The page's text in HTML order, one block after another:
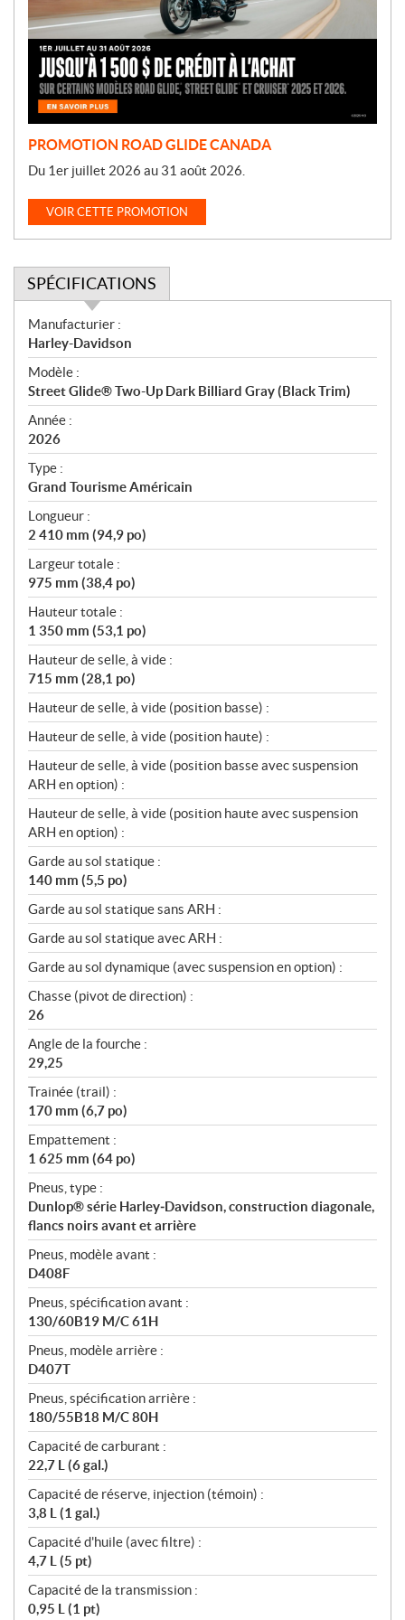
o
t
n
PROMOTION ROAD GLIDE CANADA
Du 1er juillet 2026 au 31 août 2026.
VOIR CETTE PROMOTION
SPÉCIFICATIONS
S
p
é
c
i
f
i
c
a
t
i
o
n
s
Manufacturier :
Harley-Davidson
Modèle :
Street Glide® Two-Up Dark Billiard Gray (Black Trim)
Année :
2026
Type :
Grand Tourisme Américain
Longueur :
2 410 mm (94,9 po)
Largeur totale :
975 mm (38,4 po)
Hauteur totale :
1 350 mm (53,1 po)
Hauteur de selle, à vide :
715 mm (28,1 po)
Hauteur de selle, à vide (position basse) :
Hauteur de selle, à vide (position haute) :
Hauteur de selle, à vide (position basse avec suspension
ARH en option) :
Hauteur de selle, à vide (position haute avec suspension
ARH en option) :
Garde au sol statique :
140 mm (5,5 po)
Garde au sol statique sans ARH :
Garde au sol statique avec ARH :
Garde au sol dynamique (avec suspension en option) :
Chasse (pivot de direction) :
26
Angle de la fourche :
29,25
Trainée (trail) :
170 mm (6,7 po)
Empattement :
1 625 mm (64 po)
Pneus, type :
Dunlop® série Harley‑Davidson, construction diagonale,
flancs noirs avant et arrière
Pneus, modèle avant :
D408F
Pneus, spécification avant :
130/60B19 M/C 61H
Pneus, modèle arrière :
D407T
Pneus, spécification arrière :
180/55B18 M/C 80H
Capacité de carburant :
22,7 L (6 gal.)
Capacité de réserve, injection (témoin) :
3,8 L (1 gal.)
Capacité d'huile (avec filtre) :
4,7 L (5 pt)
Capacité de la transmission :
0,95 L (1 pt)